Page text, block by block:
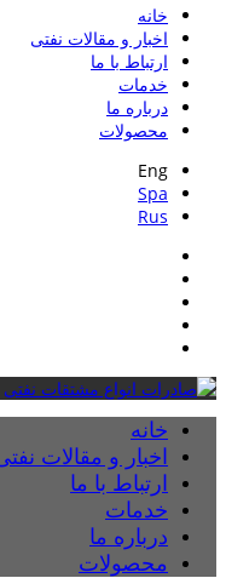
خانه
اخبار و مقالات نفتی
ارتباط با ما
خدمات
درباره ما
محصولات
Eng
Spa
Rus
خانه
اخبار و مقالات
ارتباط با ما
خدمات
درباره ما
محصولات